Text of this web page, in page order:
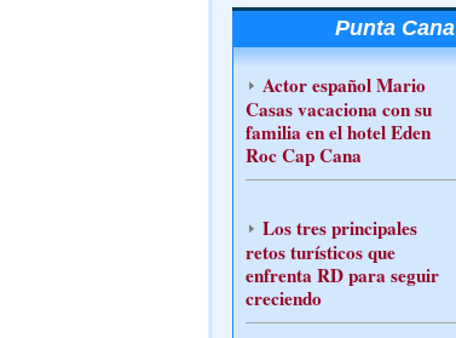
Punta Cana
Actor español Mario
Casas vacaciona con su
familia en el hotel Eden
Roc Cap Cana
Los tres principales
retos turísticos que
enfrenta RD para seguir
creciendo